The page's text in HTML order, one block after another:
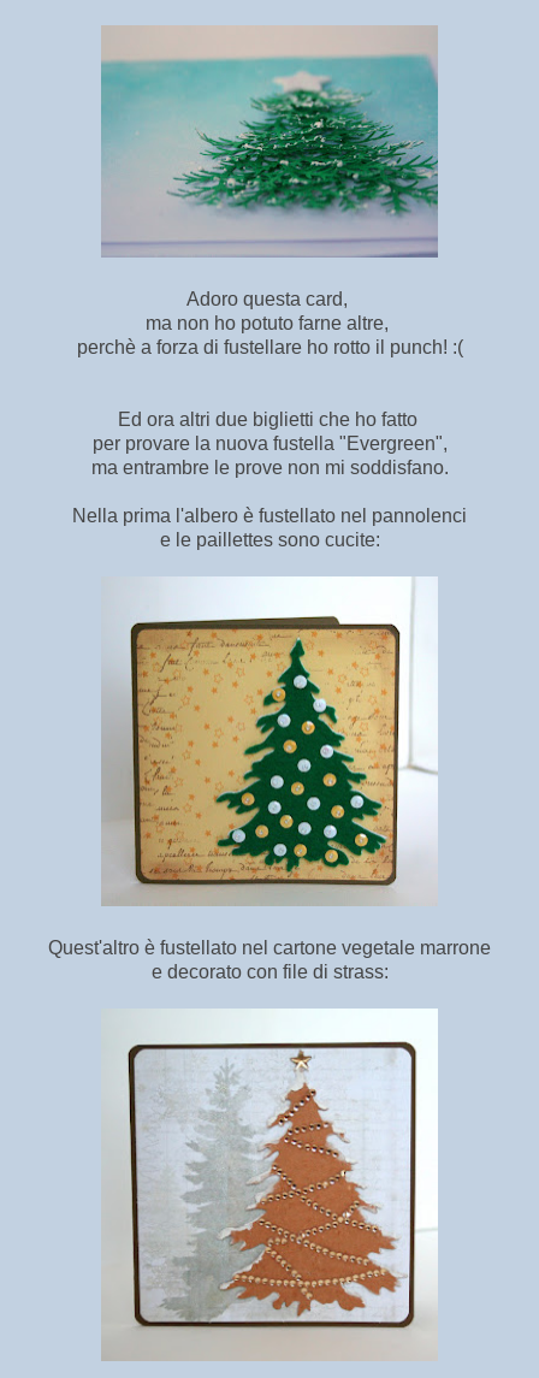
Adoro questa card,
ma non ho potuto farne altre,
perchè a forza di fustellare ho rotto il punch! :(
Ed ora altri due biglietti che ho fatto
per provare la nuova fustella "Evergreen",
ma entrambre le prove non mi soddisfano.
Nella prima l'albero è fustellato nel pannolenci
e le paillettes sono cucite:
Quest'altro è fustellato nel cartone vegetale marrone
e decorato con file di strass: